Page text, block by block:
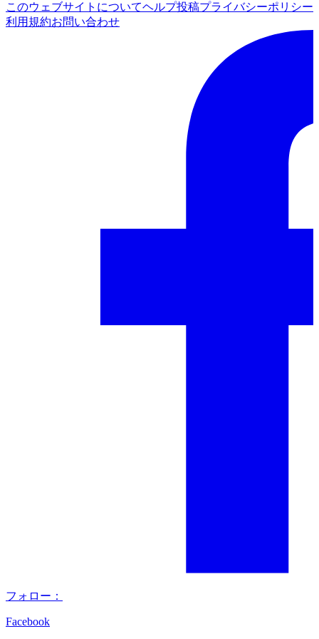
このウェブサイトについてヘルプ投稿プライバシーポリシー
利用規約お問い合わせ
フォロー：
Facebook